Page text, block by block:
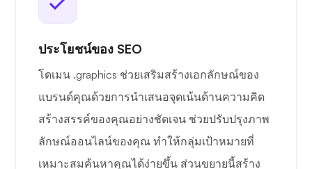
ประโยชน์ของ SEO
โดเมน .graphics ช่วยเสริมสร้างเอกลักษณ์ของ
แบรนด์คุณด้วยการนำเสนอจุดเน้นด้านความคิด
สร้างสรรค์ของคุณอย่างชัดเจน ช่วยปรับปรุงภาพ
ลักษณ์ออนไลน์ของคุณ ทำให้กลุ่มเป้าหมายที่
เหมาะสมค้นหาคุณได้ง่ายขึ้น ส่วนขยายนี้สร้าง